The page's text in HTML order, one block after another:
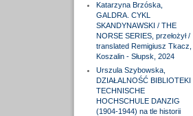
Katarzyna Brzóska,
GALDRA. CYKL
SKANDYNAWSKI / THE
NORSE SERIES, przełożył /
translated Remigiusz Tkacz,
Koszalin - Słupsk, 2024
Urszula Szybowska,
DZIAŁALNOŚĆ BIBLIOTEKI
TECHNISCHE
HOCHSCHULE DANZIG
(1904-1944) na tle historii